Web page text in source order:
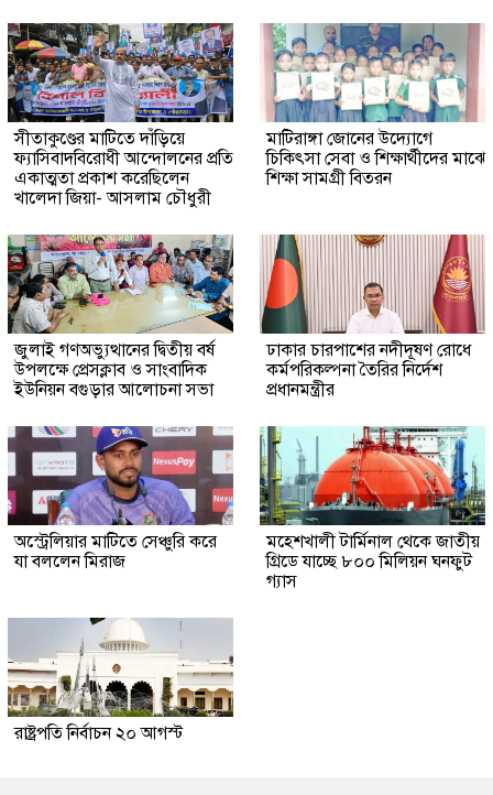
সীতাকুণ্ডের মাটিতে দাঁড়িয়ে
ফ্যাসিবাদবিরোধী আন্দোলনের প্রতি
একাত্মতা প্রকাশ করেছিলেন
খালেদা জিয়া- আসলাম চৌধুরী
মাটিরাঙ্গা জোনের উদ্যোগে
চিকিৎসা সেবা ও শিক্ষার্থীদের মাঝে
শিক্ষা সামগ্রী বিতরন
জুলাই গণঅভ্যুত্থানের দ্বিতীয় বর্ষ
উপলক্ষে প্রেসক্লাব ও সাংবাদিক
ইউনিয়ন বগুড়ার আলোচনা সভা
ঢাকার চারপাশের নদীদূষণ রোধে
কর্মপরিকল্পনা তৈরির নির্দেশ
প্রধানমন্ত্রীর
অস্ট্রেলিয়ার মাটিতে সেঞ্চুরি করে
যা বললেন মিরাজ
মহেশখালী টার্মিনাল থেকে জাতীয়
গ্রিডে যাচ্ছে ৮০০ মিলিয়ন ঘনফুট
গ্যাস
রাষ্ট্রপতি নির্বাচন ২০ আগস্ট